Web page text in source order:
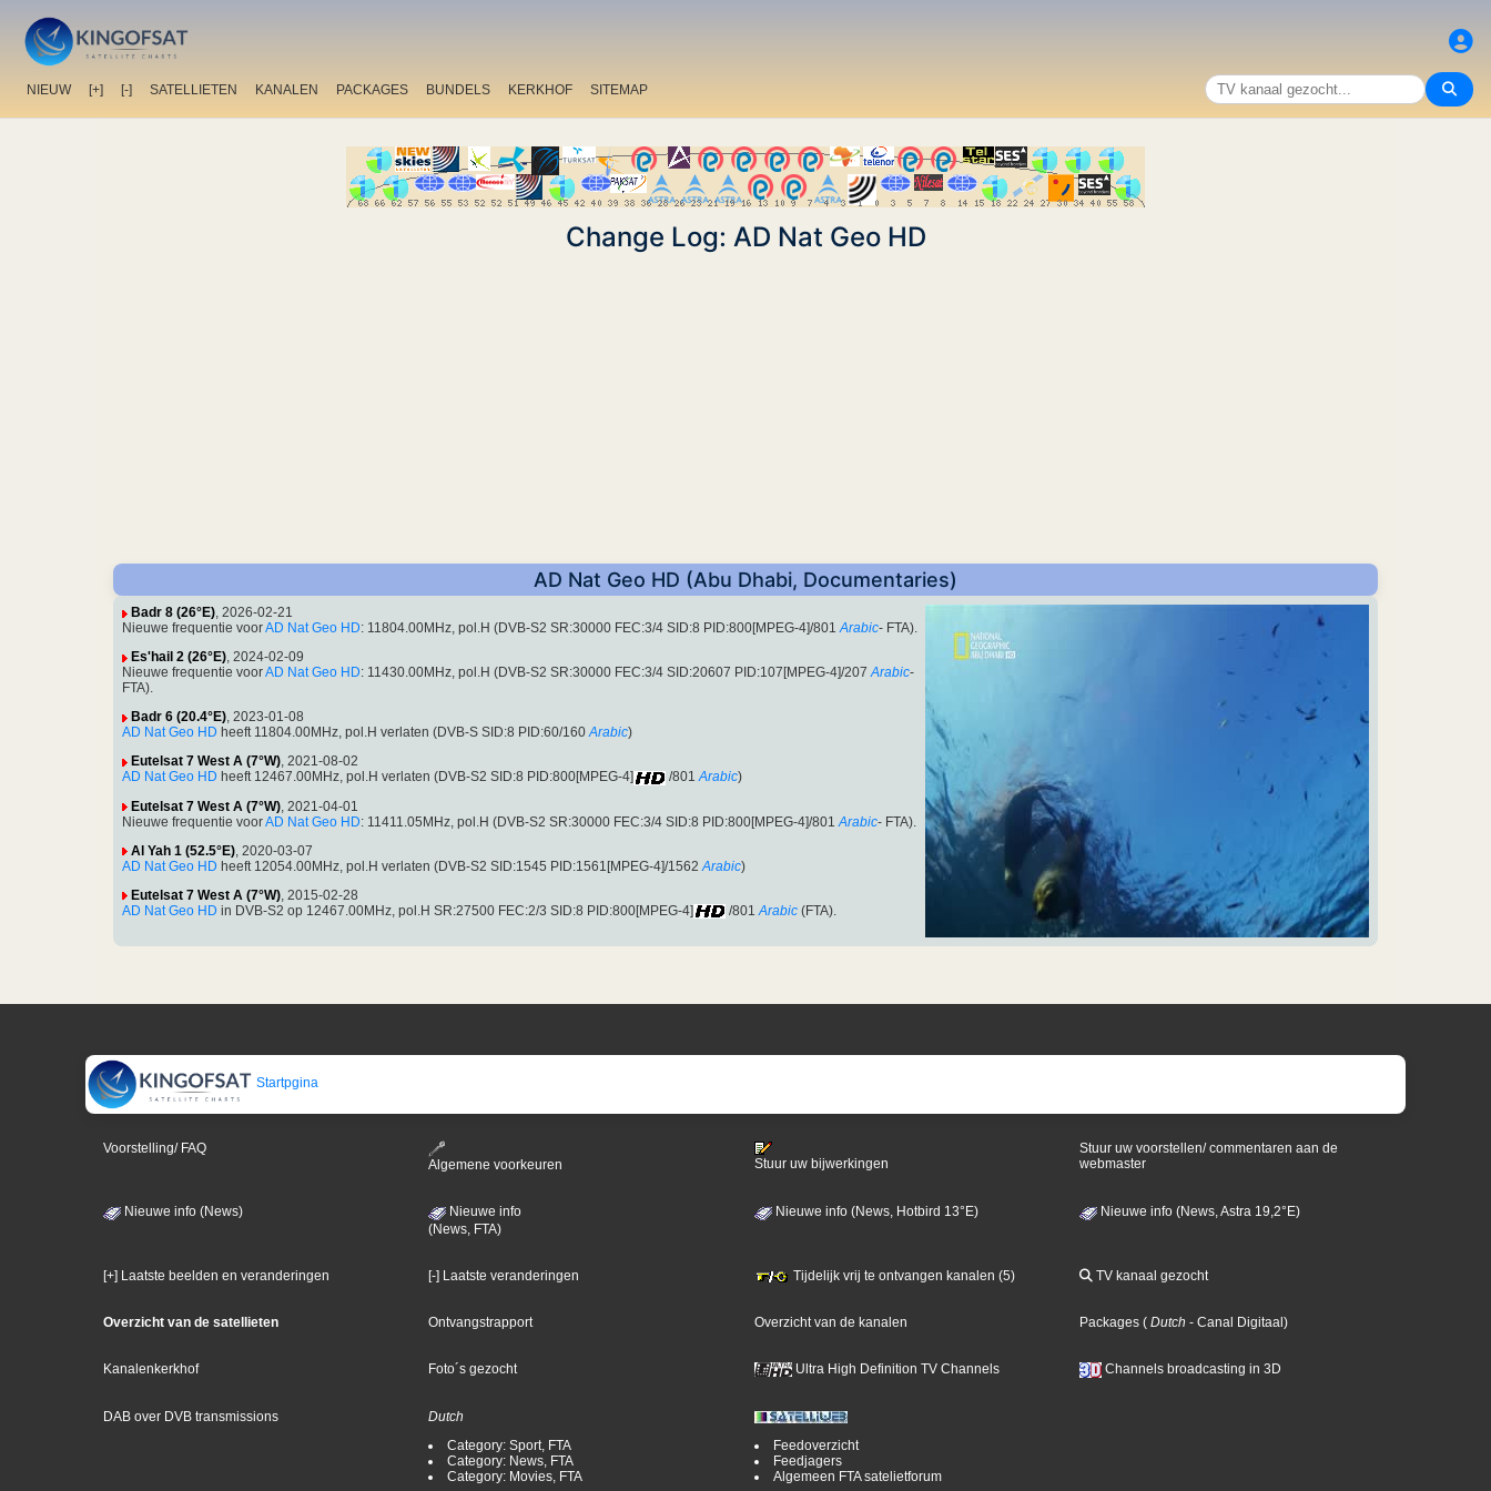
NIEUW [+] [-] SATELLIETEN KANALEN PACKAGES BUNDELS KERKHOF SITEMAP
Change Log: AD Nat Geo HD
AD Nat Geo HD (Abu Dhabi, Documentaries)
Badr 8 (26°E), 2026-02-21
Nieuwe frequentie voorAD Nat Geo HD: 11804.00MHz, pol.H (DVB-S2 SR:30000 FEC:3/4 SID:8 PID:800[MPEG-4]/801 Arabic- FTA).
Es'hail 2 (26°E), 2024-02-09
Nieuwe frequentie voorAD Nat Geo HD: 11430.00MHz, pol.H (DVB-S2 SR:30000 FEC:3/4 SID:20607 PID:107[MPEG-4]/207 Arabic-
FTA).
Badr 6 (20.4°E), 2023-01-08
AD Nat Geo HD heeft 11804.00MHz, pol.H verlaten (DVB-S SID:8 PID:60/160 Arabic)
Eutelsat 7 West A (7°W), 2021-08-02
AD Nat Geo HD heeft 12467.00MHz, pol.H verlaten (DVB-S2 SID:8 PID:800[MPEG-4] /801 Arabic)
Eutelsat 7 West A (7°W) , 2021-04-01
Nieuwe frequentie voorAD Nat Geo HD: 11411.05MHz, pol.H (DVB-S2 SR:30000 FEC:3/4 SID:8 PID:800[MPEG-4]/801 Arabic- FTA).
Al Yah 1 (52.5°E) , 2020-03-07
AD Nat Geo HD heeft 12054.00MHz, pol.H verlaten (DVB-S2 SID:1545 PID:1561[MPEG-4]/1562 Arabic)
Eutelsat 7 West A (7°W) , 2015-02-28
AD Nat Geo HD in DVB-S2 op 12467.00MHz, pol.H SR:27500 FEC:2/3 SID:8 PID:800[MPEG-4] /801 Arabic (FTA).
Startpgina
Voorstelling/ FAQ
Algemene voorkeuren
Stuur uw bijwerkingen
Stuur uw voorstellen/ commentaren aan de
webmaster
Nieuwe info (News)
Nieuwe info
(News, FTA)
Nieuwe info (News, Hotbird 13°E) Nieuwe info (News, Astra 19,2°E)
[+] Laatste beelden en veranderingen [-] Laatste veranderingen Tijdelijk vrij te ontvangen kanalen (5) TV kanaal gezocht
Overzicht van de satellieten Ontvangstrapport Overzicht van de kanalen Packages ( Dutch - Canal Digitaal)
Kanalenkerkhof Foto´s gezocht Ultra High Definition TV Channels Channels broadcasting in 3D
DAB over DVB transmissions
Dutch
Category: Sport, FTA
Category: News, FTA
Category: Movies, FTA
Feedoverzicht
Feedjagers
Algemeen FTA satelietforum